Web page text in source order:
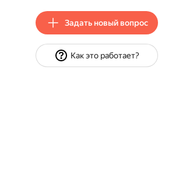
Задать новый вопрос
Как это работает?